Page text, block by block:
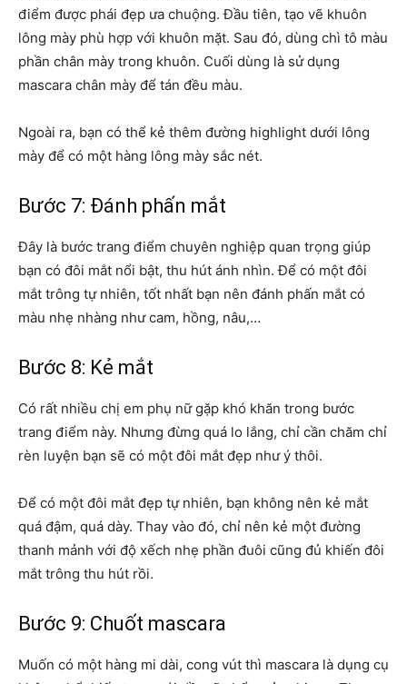
điểm được phái đẹp ưa chuộng. Đầu tiên, tạo vẽ khuôn
lông mày phù hợp với khuôn mặt. Sau đó, dùng chì tô màu
phần chân mày trong khuôn. Cuối dùng là sử dụng
mascara chân mày để tán đều màu.
Ngoài ra, bạn có thể kẻ thêm đường highlight dưới lông
mày để có một hàng lông mày sắc nét.
Bước 7: Đánh phấn mắt
Đây là bước trang điểm chuyên nghiệp quan trọng giúp
bạn có đôi mắt nổi bật, thu hút ánh nhìn. Để có một đôi
mắt trông tự nhiên, tốt nhất bạn nên đánh phấn mắt có
màu nhẹ nhàng như cam, hồng, nâu,…
Bước 8: Kẻ mắt
Có rất nhiều chị em phụ nữ gặp khó khăn trong bước
trang điểm này. Nhưng đừng quá lo lắng, chỉ cần chăm chỉ
rèn luyện bạn sẽ có một đôi mắt đẹp như ý thôi.
Để có một đôi mắt đẹp tự nhiên, bạn không nên kẻ mắt
quá đậm, quá dày. Thay vào đó, chỉ nên kẻ một đường
thanh mảnh với độ xếch nhẹ phần đuôi cũng đủ khiến đôi
mắt trông thu hút rồi.
Bước 9: Chuốt mascara
Muốn có một hàng mi dài, cong vút thì mascara là dụng cụ